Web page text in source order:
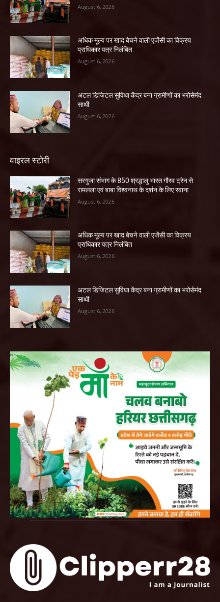
August 6, 2026
अधिक मूल्य पर खाद बेचने वाली एजेंसी का विक्रय
प्राधिकार पत्र निलंबित
August 6, 2026
अटल डिजिटल सुविधा केंद्र बना ग्रामीणों का भरोसेमंद
साथी
August 6, 2026
वाइरल स्टोरी
सरगुजा संभाग के 850 श्रद्धालु भारत गौरव ट्रेन से
रामलला एवं बाबा विश्वनाथ के दर्शन के लिए रवाना
August 6, 2026
अधिक मूल्य पर खाद बेचने वाली एजेंसी का विक्रय
प्राधिकार पत्र निलंबित
August 6, 2026
अटल डिजिटल सुविधा केंद्र बना ग्रामीणों का भरोसेमंद
साथी
August 6, 2026